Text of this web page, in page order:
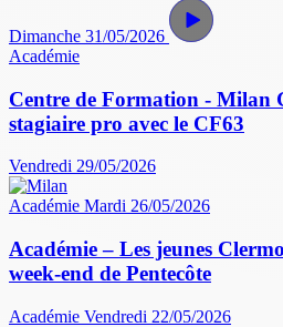
Dimanche 31/05/2026
Académie
Centre de Formation - Milan
stagiaire pro avec le CF63
Vendredi 29/05/2026
Académie Mardi 26/05/2026
Académie – Les jeunes
week-end de Pentecôte
Académie Vendredi 22/05/2026